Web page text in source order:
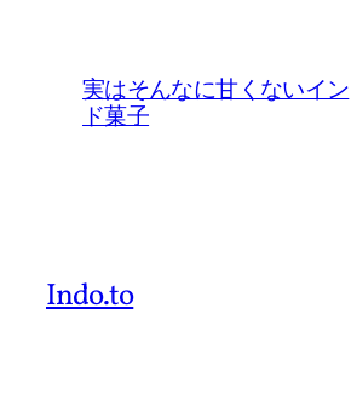
実はそんなに甘くないイン
ド菓子
Indo.to